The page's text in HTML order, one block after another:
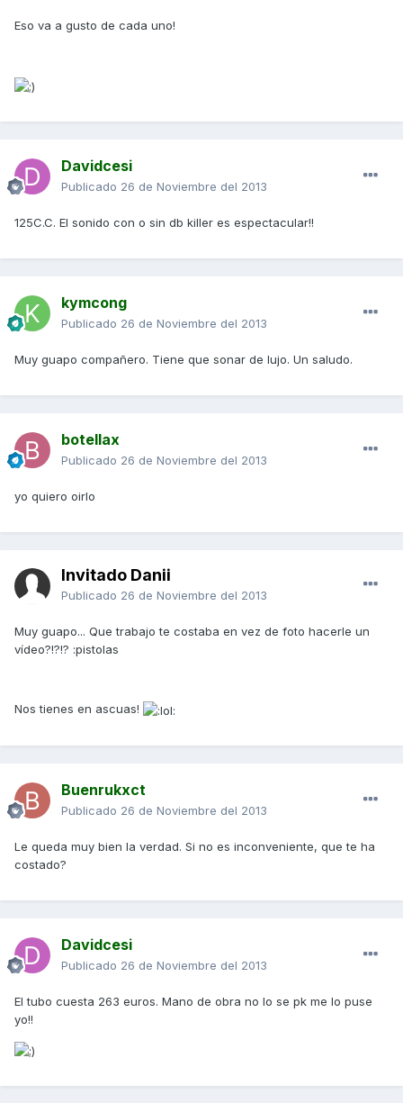
Eso va a gusto de cada uno!
Davidcesi
Publicado 26 de Noviembre del 2013
125C.C. El sonido con o sin db killer es espectacular!!
kymcong
Publicado 26 de Noviembre del 2013
Muy guapo compañero. Tiene que sonar de lujo. Un saludo.
botellax
Publicado 26 de Noviembre del 2013
yo quiero oirlo
Invitado Danii
Publicado 26 de Noviembre del 2013
Muy guapo... Que trabajo te costaba en vez de foto hacerle un
vídeo?!?!? :pistolas
Nos tienes en ascuas!
Buenrukxct
Publicado 26 de Noviembre del 2013
Le queda muy bien la verdad. Si no es inconveniente, que te ha
costado?
Davidcesi
Publicado 26 de Noviembre del 2013
El tubo cuesta 263 euros. Mano de obra no lo se pk me lo puse
yo!!